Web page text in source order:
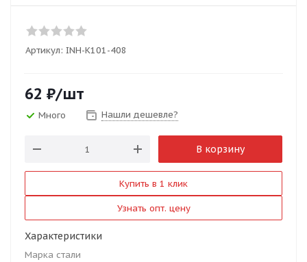
Артикул: INH-K101-408
62 ₽/шт
Много Нашли дешевле?
В корзину
Купить в 1 клик
Узнать опт. цену
Характеристики
Марка стали